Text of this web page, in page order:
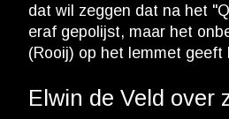
dat wil zeggen dat na het
eraf gepolijst, maar het
(Rooij) op het lemmet
Elwin de Veld over